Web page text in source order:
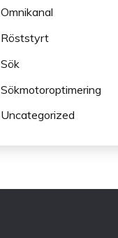
Omnikanal
Röststyrt
Sök
Sökmotoroptimering
Uncategorized